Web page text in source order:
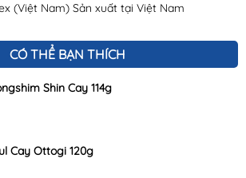
(Việt Nam) Sản xuất tại Việt Nam
CÓ THỂ BẠN THÍCH
Shin Cay 114g
Cay Ottogi 120g